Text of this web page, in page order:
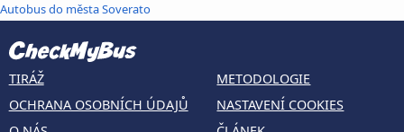
Autobus do města Soverato
TIRÁŽ
OCHRANA OSOBNÍCH ÚDAJŮ
METODOLOGIE
NASTAVENÍ COOKIES